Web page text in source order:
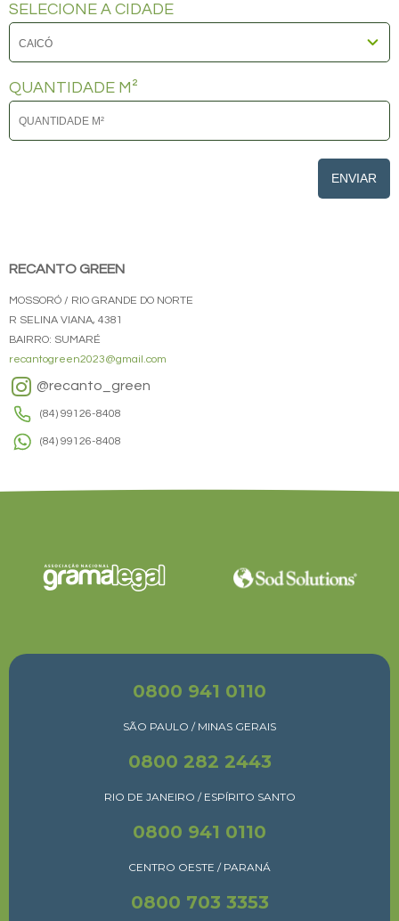
SELECIONE A CIDADE
QUANTIDADE M²
ENVIAR
RECANTO GREEN
MOSSORÓ / RIO GRANDE DO NORTE
R SELINA VIANA, 4381
BAIRRO: SUMARÉ
recantogreen2023@gmail.com
@recanto_green
(84) 99126-8408
(84) 99126-8408
0800 941 0110
SÃO PAULO / MINAS GERAIS
0800 282 2443
RIO DE JANEIRO / ESPÍRITO SANTO
0800 941 0110
CENTRO OESTE / PARANÁ
0800 703 3353